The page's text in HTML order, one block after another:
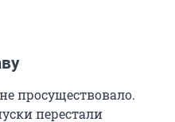
просуществовало.
перестали